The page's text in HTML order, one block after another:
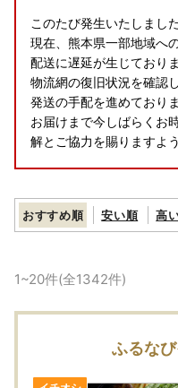
このたび発生いたしまし
現在、熊本県一部地域へ
配送に遅延が生じておりま
物流網の復旧状況を確認
発送の手配を進めておりま
お届けまで今しばらくお
解とご協力を賜りますよ
【神戸市にふるさと納税
2026 年 10 月の制度改正
なく返礼品の寄附金額
る場合がございます。
また、掲載するポータ
るため、同一の返礼品で
てもサイトによって寄附
らかじめご了承ください。
おすすめ順 安い順 高
1~20件(全1342件)
ふるな